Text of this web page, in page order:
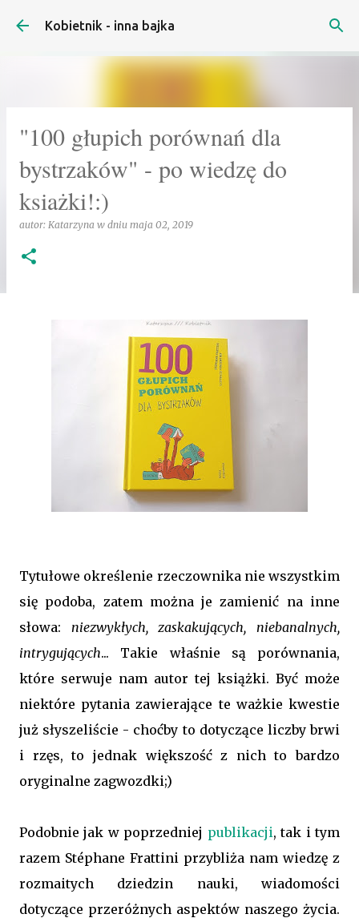
Przejdź do głównej zawartości
Kobietnik - inna bajka
"100 głupich porównań dla
bystrzaków" - po wiedzę do
ksiażki!:)
autor: Katarzyna w dniu maja 02, 2019
Tytułowe określenie rzeczownika nie wszystkim
się podoba, zatem można je zamienić na inne
słowa: niezwykłych, zaskakujących, niebanalnych,
intrygujących... Takie właśnie są porównania,
które serwuje nam autor tej książki. Być może
niektóre pytania zawierające te ważkie kwestie
już słyszeliście - choćby to dotyczące liczby brwi
i rzęs, to jednak większość z nich to bardzo
oryginalne zagwozdki;)
Podobnie jak w poprzedniej publikacji, tak i tym
razem Stéphane Frattini przybliża nam wiedzę z
rozmaitych dziedzin nauki, wiadomości
dotyczące przeróżnych aspektów naszego życia.